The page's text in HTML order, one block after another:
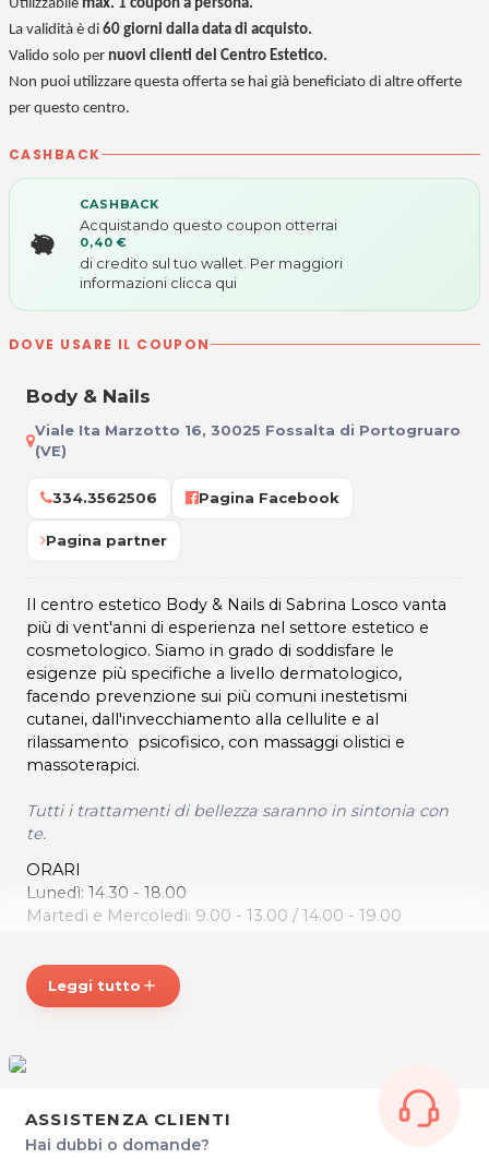
Utilizzabile max. 1 coupon a persona.
La validità è di 60 giorni dalla data di acquisto.
Valido solo per nuovi clienti del Centro Estetico.
Non puoi utilizzare questa offerta se hai già beneficiato di altre offerte
per questo centro.
CASHBACK
CASHBACK
Acquistando questo coupon otterrai
0,40 €
di credito sul tuo wallet. Per maggiori
informazioni clicca qui
DOVE USARE IL COUPON
Body & Nails
Viale Ita Marzotto 16, 30025 Fossalta di Portogruaro
(VE)
334.3562506 Pagina Facebook
Pagina partner
Il centro estetico Body & Nails di Sabrina Losco vanta
più di vent'anni di esperienza nel settore estetico e
cosmetologico. Siamo in grado di soddisfare le
esigenze più specifiche a livello dermatologico,
facendo prevenzione sui più comuni inestetismi
cutanei, dall'invecchiamento alla cellulite e al
rilassamento psicofisico, con massaggi olistici e
massoterapici.
Tutti i trattamenti di bellezza saranno in sintonia con
te.
ORARI
Lunedì: 14.30 - 18.00
Martedì e Mercoledì: 9.00 - 13.00 / 14.00 - 19.00
Sabato: 9.00 - 17.00
BODY & NAILS
Per ulteriori informazioni sull'offerta o sulle modalità di
acquisto scrivi aposta@espevia.it
Leggi tutto add
ASSISTENZA CLIENTI
Hai dubbi o domande?